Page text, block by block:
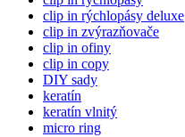
clip in rýchlopásy deluxe
clip in zvýrazňovače
clip in ofiny
clip in copy
DIY sady
keratín
keratín vlnitý
micro ring